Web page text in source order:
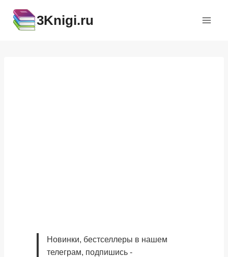
содержимому
3Knigi.ru
Новинки, бестселлеры в нашем
телеграм, подпишись -